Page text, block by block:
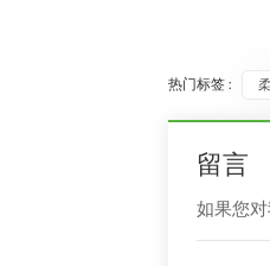
热门标签 :
留言
如果您